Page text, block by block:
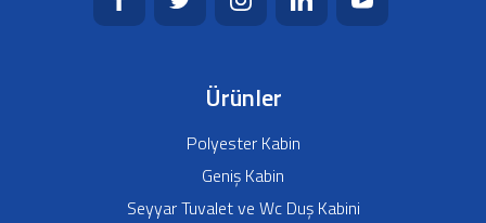
Ürünler
Polyester Kabin
Geniş Kabin
Seyyar Tuvalet ve Wc Duş Kabini